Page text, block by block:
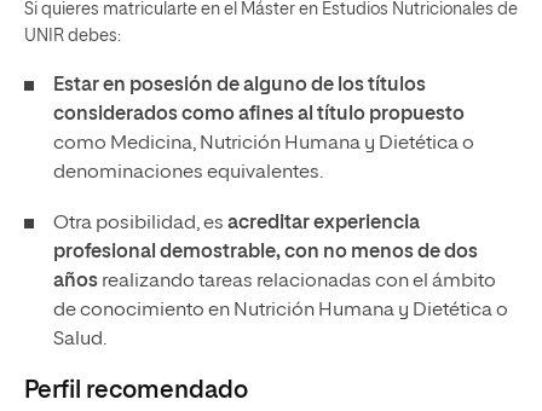
Si quieres matricularte en el Máster en Estudios Nutricionales de
UNIR debes:
Estar en posesión de alguno de los títulos
considerados como afines al título propuesto
como Medicina, Nutrición Humana y Dietética o
denominaciones equivalentes.
Otra posibilidad, es acreditar experiencia
profesional demostrable, con no menos de dos
años realizando tareas relacionadas con el ámbito
de conocimiento en Nutrición Humana y Dietética o
Salud.
Perfil recomendado